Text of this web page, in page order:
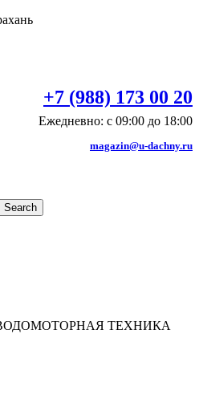
+7 (988) 173 00 20
Ежедневно: с 09:00 до 18:00
magazin@u-dachny.ru
Search
ТЕХНИКА